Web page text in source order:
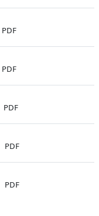
File
PDF
File
PDF
File
PDF
File
PDF
File
PDF